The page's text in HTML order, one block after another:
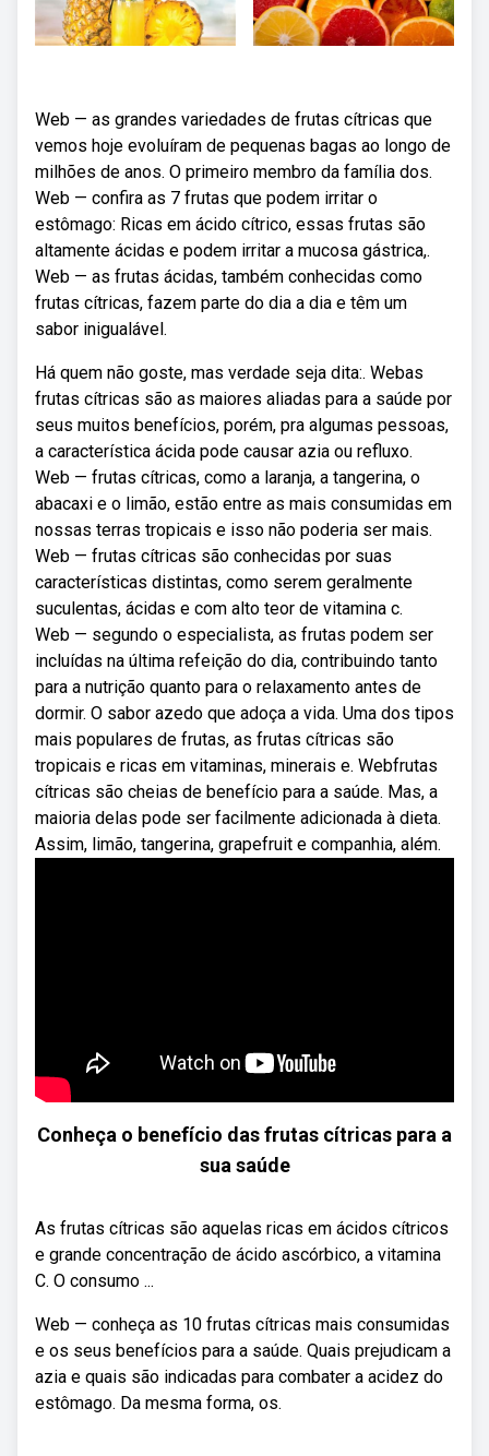
Web — as grandes variedades de frutas cítricas que
vemos hoje evoluíram de pequenas bagas ao longo de
milhões de anos. O primeiro membro da família dos.
Web — confira as 7 frutas que podem irritar o
estômago: Ricas em ácido cítrico, essas frutas são
altamente ácidas e podem irritar a mucosa gástrica,.
Web — as frutas ácidas, também conhecidas como
frutas cítricas, fazem parte do dia a dia e têm um
sabor inigualável.
Há quem não goste, mas verdade seja dita:. Webas
frutas cítricas são as maiores aliadas para a saúde por
seus muitos benefícios, porém, pra algumas pessoas,
a característica ácida pode causar azia ou refluxo.
Web — frutas cítricas, como a laranja, a tangerina, o
abacaxi e o limão, estão entre as mais consumidas em
nossas terras tropicais e isso não poderia ser mais.
Web — frutas cítricas são conhecidas por suas
características distintas, como serem geralmente
suculentas, ácidas e com alto teor de vitamina c.
Web — segundo o especialista, as frutas podem ser
incluídas na última refeição do dia, contribuindo tanto
para a nutrição quanto para o relaxamento antes de
dormir. O sabor azedo que adoça a vida. Uma dos tipos
mais populares de frutas, as frutas cítricas são
tropicais e ricas em vitaminas, minerais e. Webfrutas
cítricas são cheias de benefício para a saúde. Mas, a
maioria delas pode ser facilmente adicionada à dieta.
Assim, limão, tangerina, grapefruit e companhia, além.
Conheça o benefício das frutas cítricas para a
sua saúde
As frutas cítricas são aquelas ricas em ácidos cítricos
e grande concentração de ácido ascórbico, a vitamina
C. O consumo ...
Web — conheça as 10 frutas cítricas mais consumidas
e os seus benefícios para a saúde. Quais prejudicam a
azia e quais são indicadas para combater a acidez do
estômago. Da mesma forma, os.